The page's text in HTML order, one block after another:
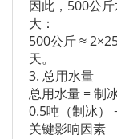
因此，500公
大：
500公斤 ≈
天。
3. 总用水量
总用水量 = 制
0.5吨（制冰）
关键影响因素